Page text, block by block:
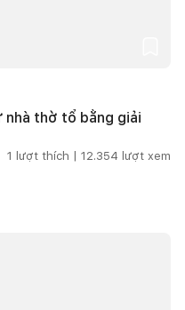
nhà thờ tổ bằng giải
1 lượt thích | 12.354 lượt xem